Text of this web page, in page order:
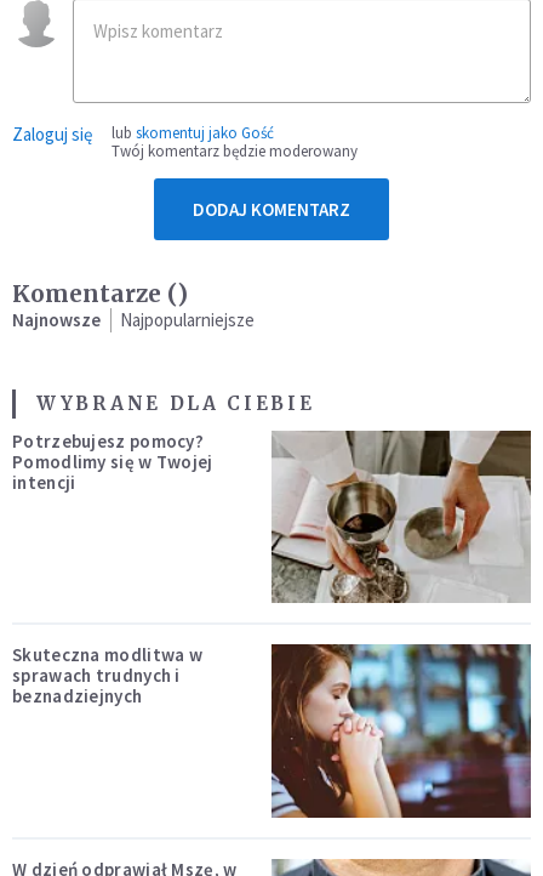
Zaloguj się lub skomentuj jako Gość
Twój komentarz będzie moderowany
DODAJ KOMENTARZ
Komentarze ()
Najnowsze Najpopularniejsze
WYBRANE DLA CIEBIE
Potrzebujesz pomocy?
Pomodlimy się w Twojej
intencji
Skuteczna modlitwa w
sprawach trudnych i
beznadziejnych
W dzień odprawiał Mszę, w